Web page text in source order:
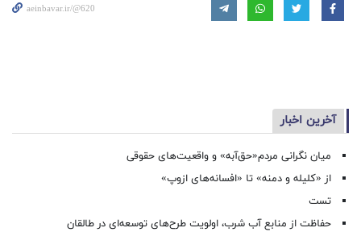
aeinbavar.ir/@620
آخرین اخبار
میان نگرانی مردم«حق‌آبه» و واقعیت‌های حقوقی
از «کلیله و دمنه» تا «افسانه‌های ازوپ»
تست
حفاظت از منابع آب شرب، اولویت طرح‌های توسعه‌ای در طالقان